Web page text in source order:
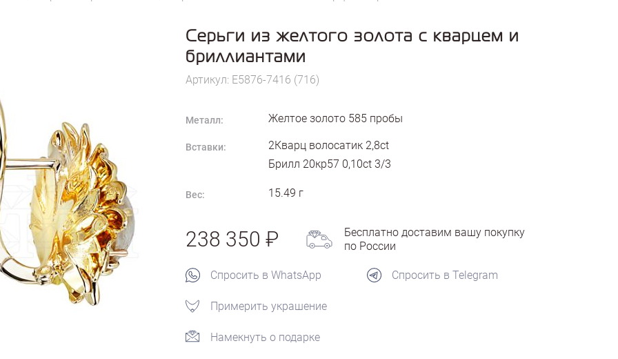
Серьги из желтого золота с кварцем и
бриллиантами
Артикул: E5876-7416 (716)
Металл: Желтое золото 585 пробы
Вставки:
2Кварц волосатик 2,8ct
Брилл 20кр57 0,10ct 3/3
Вес: 15.49 г
238 350
Бесплатно доставим вашу покупку
по России
Спросить в WhatsApp Спросить в Telegram
Примерить украшение
Намекнуть о подарке